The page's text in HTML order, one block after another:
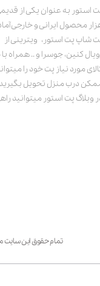
محصول ایرانی و خارجی
شاپ پت استور، ویترینی
کنین، جوسرا و .. همراه
مورد نیاز پت خود را
درب منزل تحویل
وبلاگ پت استور میتوانید
تمام حقوق این سایت